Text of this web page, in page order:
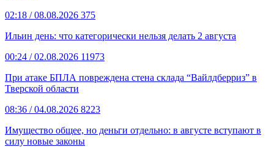
02:18 / 08.08.2026 375
Ильин день: что категорически нельзя делать 2 августа
00:24 / 02.08.2026 11973
При атаке БПЛА повреждена стена склада “Вайлдберриз” в
Тверской области
08:36 / 04.08.2026 8223
Имущество общее, но деньги отдельно: в августе вступают в
силу новые законы